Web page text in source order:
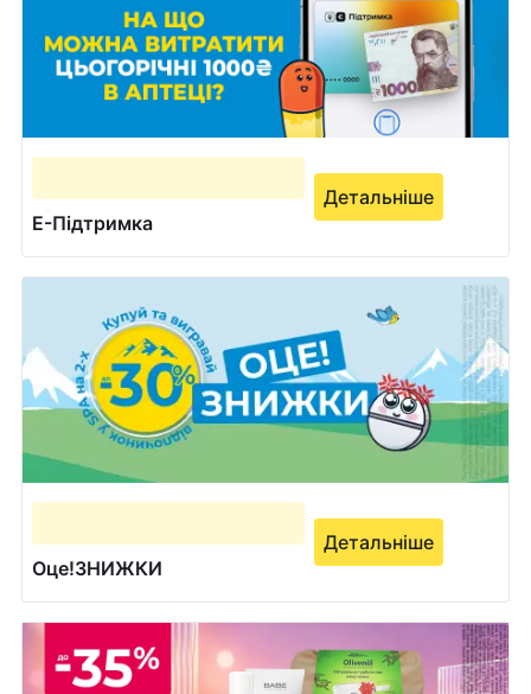
Е-Підтримка
Детальніше
Оце!ЗНИЖКИ
Детальніше